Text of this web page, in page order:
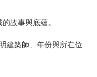
故事與底蘊。
建築師、年份與所在位